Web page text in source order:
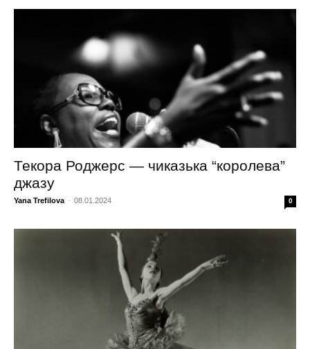
Текора Роджерс — чиказька “королева”
джазу
Yana Trefilova - 08.01.2024 0